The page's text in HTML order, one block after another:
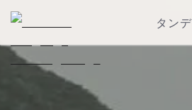
タン